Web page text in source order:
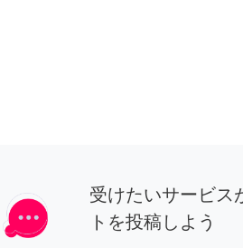
受けたいサービス
トを投稿しよう